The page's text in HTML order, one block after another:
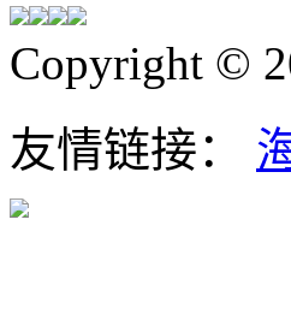
Copyright ©
友情链接：